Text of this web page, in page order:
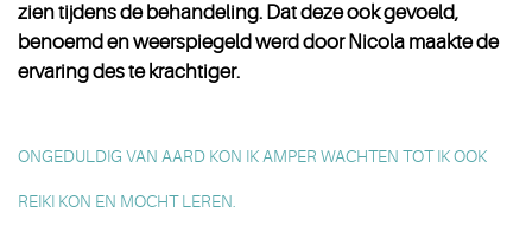
zien tijdens de behandeling. Dat deze ook gevoeld,
benoemd en weerspiegeld werd door Nicola maakte de
ervaring des te krachtiger.
ONGEDULDIG VAN AARD KON IK AMPER WACHTEN TOT IK OOK
REIKI KON EN MOCHT LEREN.